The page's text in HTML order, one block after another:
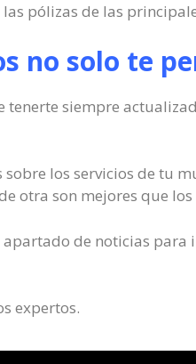
pólizas de las
no solo te
siempre
sobre los servicios de tu
otra son mejores que
de noticias
expertos.